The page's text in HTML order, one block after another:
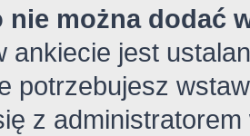
nie można dodać
ankiecie jest
potrzebujesz
z administratorem